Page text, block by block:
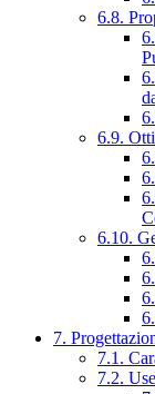
6.8.
6.9.
6.10.
7.
7.1.
7.2.